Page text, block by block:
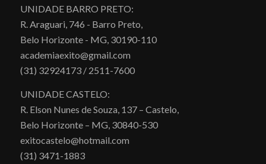
UNIDADE BARRO PRETO:
R. Araguari, 746 - Barro Preto,
Belo Horizonte - MG, 30190-110
academiaexito@gmail.com
(31) 32924173 / 2511-7600
UNIDADE CASTELO:
R. Elson Nunes de Souza, 137 – Castelo,
Belo Horizonte – MG, 30840-530
exitocastelo@hotmail.com
(31) 3471-1883